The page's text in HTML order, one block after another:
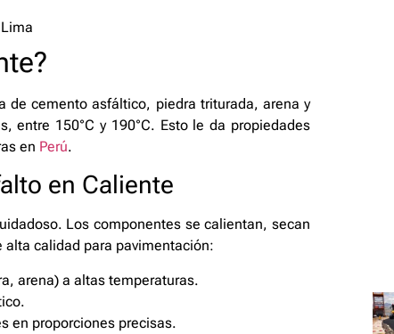
de cemento asfáltico, piedra triturada, arena y
entre 150°C y 190°C. Esto le da propiedades
en Perú.
en Caliente
Los componentes se calientan, secan
alta calidad para pavimentación:
arena) a altas temperaturas.
en proporciones precisas.